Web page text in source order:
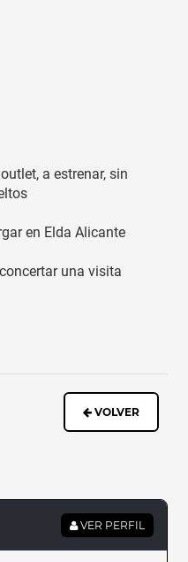
a estrenar, sin
en Elda Alicante
una visita
VOLVER
VER PERFIL